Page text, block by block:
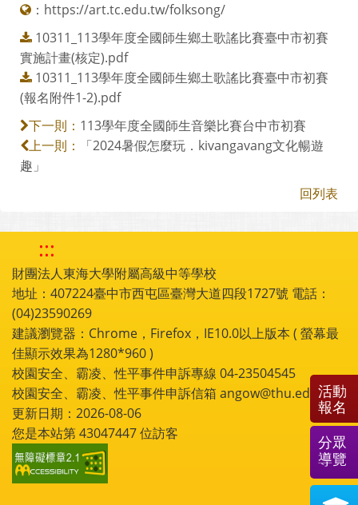
： https://art.tc.edu.tw/folksong/
10311_113學年度全國師生鄉土歌謠比賽臺中市初賽
實施計畫(核定).pdf
10311_113學年度全國師生鄉土歌謠比賽臺中市初賽
(報名附件1-2).pdf
下一則： 113學年度全國師生音樂比賽台中市初賽
上一則：
「2024暑假怎麼玩．kivangavang文化暢遊
趣」
回列表
:::
財團法人東海大學附屬高級中等學校
地址：407224臺中市西屯區臺灣大道四段1727號 電話：
(04)23590269
建議瀏覽器：Chrome，Firefox，IE10.0以上版本 ( 螢幕最
佳顯示效果為1280*960 )
校園安全、霸凌、性平事件申訴專線 04-23504545
校園安全、霸凌、性平事件申訴信箱 angow@thu.edu.tw
更新日期：2026-08-06
您是本站第43047447位訪客
活動
報名
分眾
導覽